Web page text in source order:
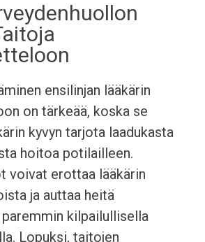
ensilinjan lääkärin
on tärkeää, koska se
kyvyn tarjota laadukasta
hoitoa potilailleen.
voivat erottaa lääkärin
ja auttaa heitä
kilpailullisella
Lopuksi, taitojen